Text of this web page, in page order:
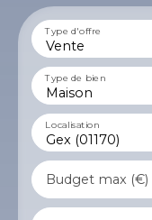
Vente
Type d'offre
Maison
Type de bien
Gex (01170)
Localisation
Budget max (€)